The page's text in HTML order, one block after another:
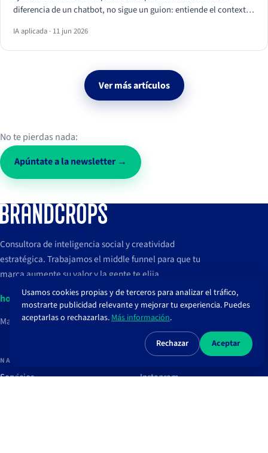
diferencia de un chatbot, no sigue un guion: entiende el contexto
analizar datos, calificar leads y monitorizar la conversación social.
IA aplicada · 11 jun 2026
Ver más artículos
No te pierdas nada:
Apúntate a la newsletter →
Consultora de inteligencia social y creatividad
estratégica. Trabajamos el middle funnel para que tu
marca aumente su valor y la gente te elija.
hola@brandcrops.com
Madrid, España
NAVEGAR
Servicios
Instagram
Usamos cookies propias y de terceros para analizar el tráfico,
mostrarte publicidad relevante y mejorar tu experiencia. Puedes
aceptarlas o rechazarlas.Más información.
Rechazar Aceptar